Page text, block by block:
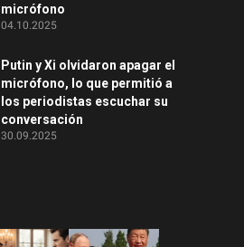
micrófono
04.10.2025
Putin y Xi olvidaron apagar el
micrófono, lo que permitió a
los periodistas escuchar su
conversación
30.09.2025